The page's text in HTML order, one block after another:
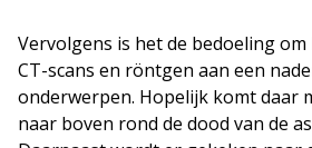
Vervolgens is het de bedoeling om
CT-scans en röntgen aan een
onderwerpen. Hopelijk komt daar
naar boven rond de dood van de